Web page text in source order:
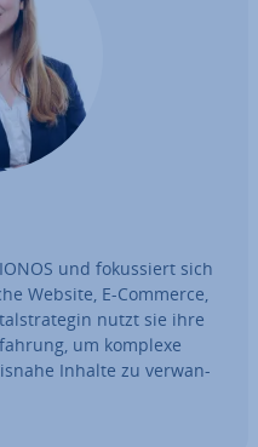
und fo­kus­siert sich
Website, E-Commerce,
nutzt sie ihre
um komplexe
Inhalte zu ver­wan­